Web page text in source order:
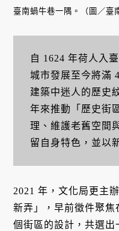
臺南蝸牛巷一隅。（圖／臺
自 1624 年荷人入
城市發展至今將滿
建築中迷人的歷史
年來推動「歷史街
理、維護老舊空間
留自身特色，並以
2021 年，文化局更主辦
新弄」，早前徵件聚
個街區的設計，共選